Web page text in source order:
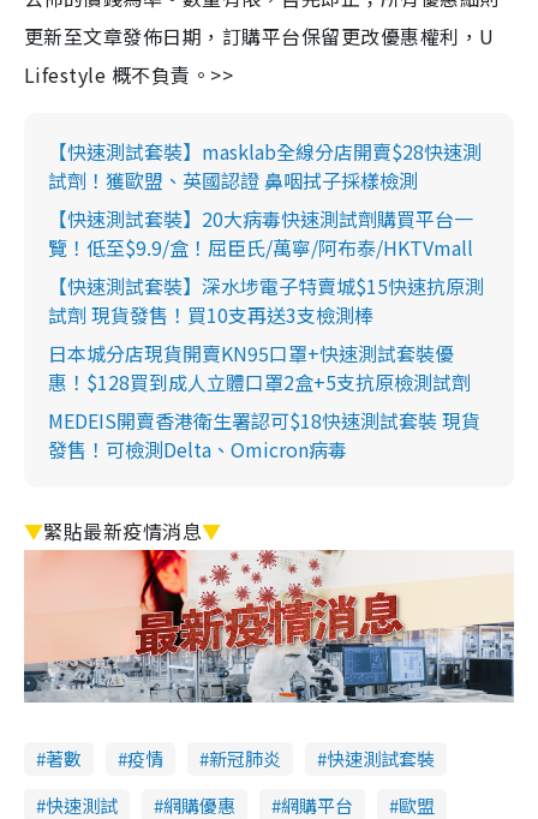
更新至文章發佈日期，訂購平台保留更改優惠權利，U
Lifestyle 概不負責。>>
【快速測試套裝】masklab全線分店開賣$28快速測
試劑！獲歐盟、英國認證 鼻咽拭子採樣檢測
【快速測試套裝】20大病毒快速測試劑購買平台一
覽！低至$9.9/盒！屈臣氏/萬寧/阿布泰/HKTVmall
【快速測試套裝】深水埗電子特賣城$15快速抗原測
試劑 現貨發售！買10支再送3支檢測棒
日本城分店現貨開賣KN95口罩+快速測試套裝優
惠！$128買到成人立體口罩2盒+5支抗原檢測試劑
MEDEIS開賣香港衛生署認可$18快速測試套裝 現貨
發售！可檢測Delta、Omicron病毒
▼緊貼最新疫情消息▼
著數 疫情 新冠肺炎
快速測試套裝
快速測試
網購優惠 網購平台
歐盟